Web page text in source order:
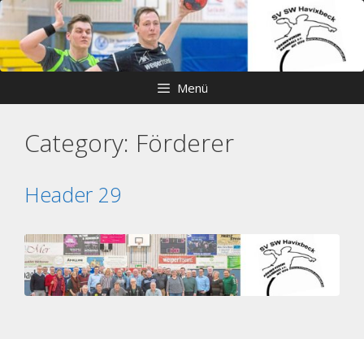
Zum
Inhalt
springen
Skip
content
Menü
Category: Förderer
Header 29